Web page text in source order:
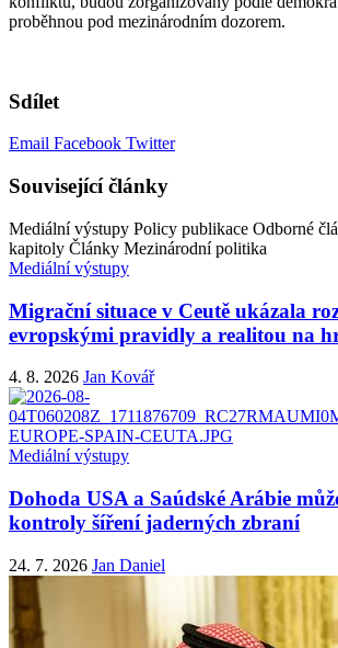
proběhnou pod mezinárodním dozorem.
Sdílet
Email Facebook Twitter
Související články
Mediální výstupy Policy publikace Odborné
kapitoly Články Mezinárodní politika
Mediální výstupy
Migrační situace v Ceutě ukázala
evropskými pravidly a realitou na
4. 8. 2026 Jan Kovář
Mediální výstupy
Dohoda USA a Saúdské Arábie
kontroly šíření jaderných zbraní
24. 7. 2026 Jan Daniel